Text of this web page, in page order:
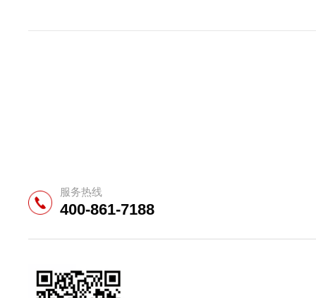
服务热线
400-861-7188